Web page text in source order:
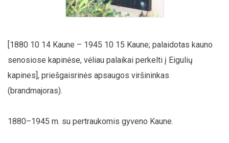
[1880 10 14 Kaune – 1945 10 15 Kaune; palaidotas kauno
senosiose kapinėse, vėliau palaikai perkelti į Eigulių
kapines], priešgaisrinės apsaugos viršininkas
(brandmajoras).
1880–1945 m. su pertraukomis gyveno Kaune.